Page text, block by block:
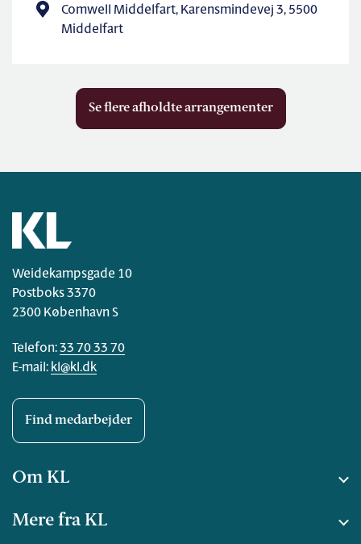
Comwell Middelfart, Karensmindevej 3, 5500
Middelfart
Se flere afholdte arrangementer
Weidekampsgade 10
Postboks 3370
2300 København S
Telefon:33 70 33 70
E-mail: kl@kl.dk
Find medarbejder
Om KL
Mere fra KL